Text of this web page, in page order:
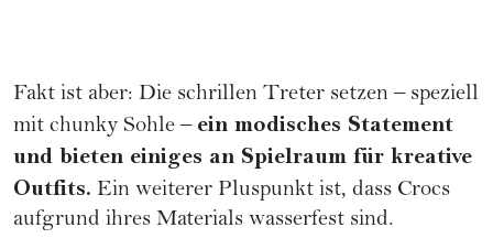
Fakt ist aber: Die schrillen Treter setzen – speziell
mit chunky Sohle – ein modisches Statement
und bieten einiges an Spielraum für kreative
Outfits. Ein weiterer Pluspunkt ist, dass Crocs
aufgrund ihres Materials wasserfest sind.